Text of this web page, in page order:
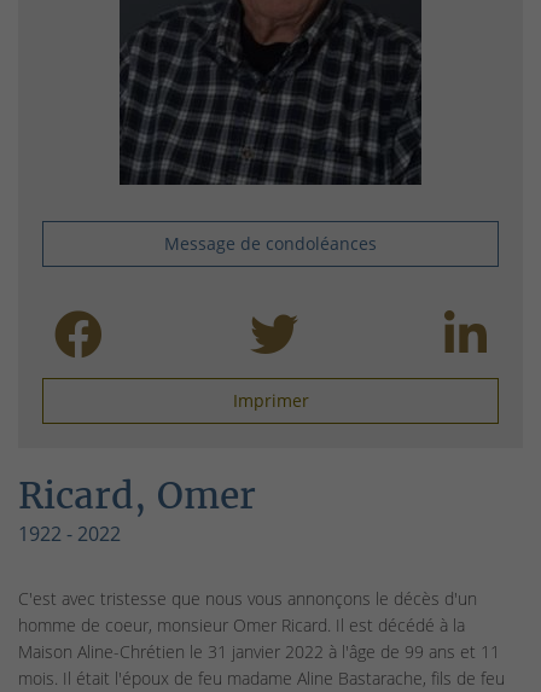
Message de condoléances
Imprimer
Ricard, Omer
1922 - 2022
C'est avec tristesse que nous vous annonçons le décès d'un
homme de coeur, monsieur Omer Ricard. Il est décédé à la
Maison Aline-Chrétien le 31 janvier 2022 à l'âge de 99 ans et 11
mois. Il était l'époux de feu madame Aline Bastarache, fils de feu